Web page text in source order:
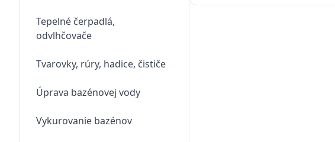
Tepelné čerpadlá,
odvlhčovače
Tvarovky, rúry, hadice, čističe
Úprava bazénovej vody
Vykurovanie bazénov